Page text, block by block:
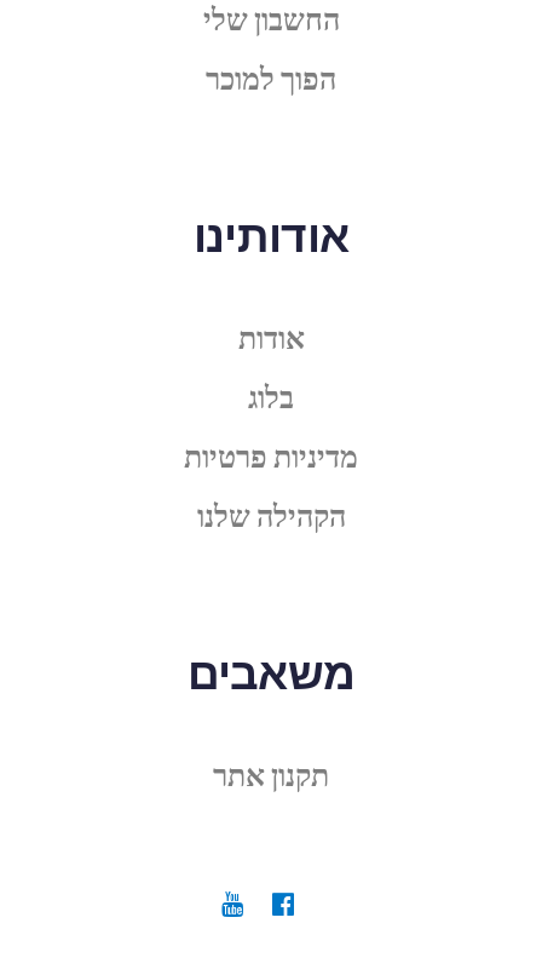
החשבון שלי
הפוך למוכר
אודותינו
אודות
בלוג
מדיניות פרטיות
הקהילה שלנו
משאבים
תקנון אתר